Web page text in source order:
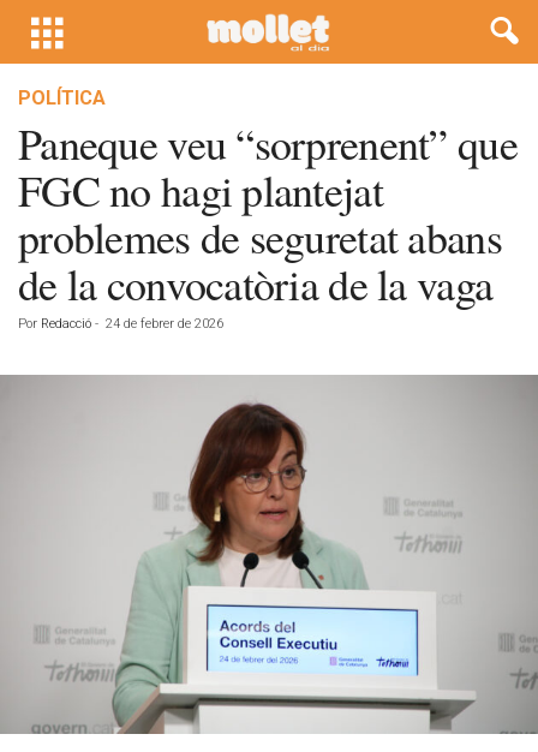
POLÍTICA
Paneque veu “sorprenent” que
FGC no hagi plantejat
problemes de seguretat abans
de la convocatòria de la vaga
Por Redacció - 24 de febrer de 2026